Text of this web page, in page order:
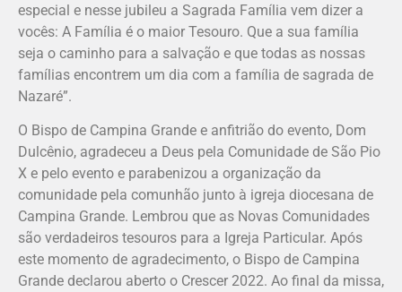
especial e nesse jubileu a Sagrada Família vem dizer a
vocês: A Família é o maior Tesouro. Que a sua família
seja o caminho para a salvação e que todas as nossas
famílias encontrem um dia com a família de sagrada de
Nazaré”.
O Bispo de Campina Grande e anfitrião do evento, Dom
Dulcênio, agradeceu a Deus pela Comunidade de São Pio
X e pelo evento e parabenizou a organização da
comunidade pela comunhão junto à igreja diocesana de
Campina Grande. Lembrou que as Novas Comunidades
são verdadeiros tesouros para a Igreja Particular. Após
este momento de agradecimento, o Bispo de Campina
Grande declarou aberto o Crescer 2022. Ao final da missa,